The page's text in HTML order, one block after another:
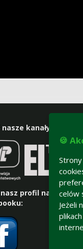
kanały YT:
profil na
🍪
celów
Jeżeli